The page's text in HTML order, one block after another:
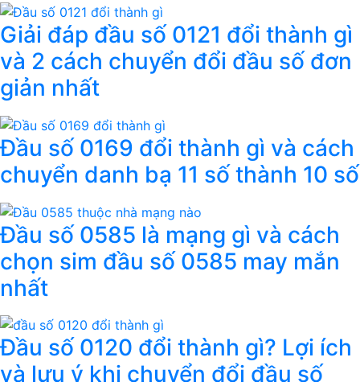
Giải đáp đầu số 0121 đổi thành gì
và 2 cách chuyển đổi đầu số đơn
giản nhất
Đầu số 0169 đổi thành gì và cách
chuyển danh bạ 11 số thành 10 số
Đầu số 0585 là mạng gì và cách
chọn sim đầu số 0585 may mắn
nhất
Đầu số 0120 đổi thành gì? Lợi ích
và lưu ý khi chuyển đổi đầu số